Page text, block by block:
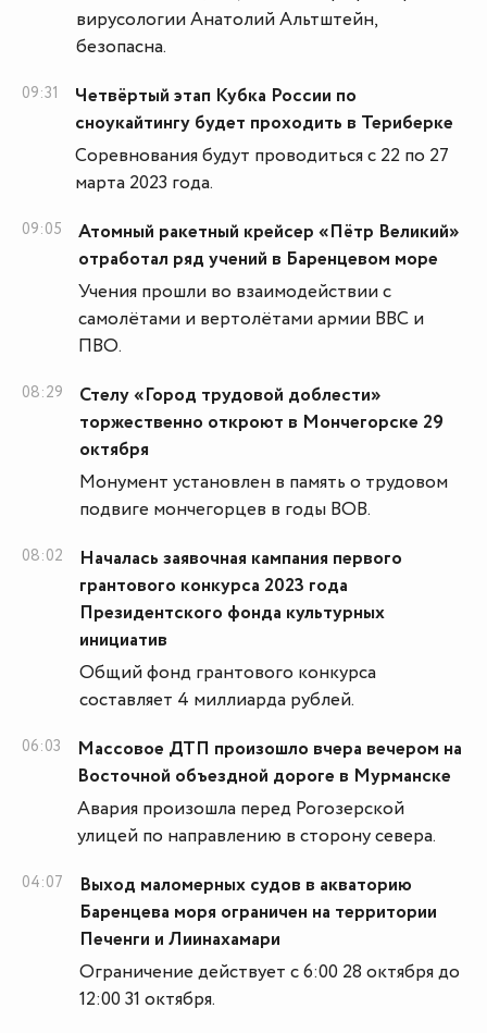
вирусологии Анатолий Альтштейн,
безопасна.
09:31
Четвёртый этап Кубка России по
сноукайтингу будет проходить в Териберке
Соревнования будут проводиться с 22 по 27
марта 2023 года.
09:05
Атомный ракетный крейсер «Пётр Великий»
отработал ряд учений в Баренцевом море
Учения прошли во взаимодействии с
самолётами и вертолётами армии ВВС и
ПВО.
08:29
Стелу «Город трудовой доблести»
торжественно откроют в Мончегорске 29
октября
Монумент установлен в память о трудовом
подвиге мончегорцев в годы ВОВ.
08:02
Началась заявочная кампания первого
грантового конкурса 2023 года
Президентского фонда культурных
инициатив
Общий фонд грантового конкурса
составляет 4 миллиарда рублей.
06:03
Массовое ДТП произошло вчера вечером на
Восточной объездной дороге в Мурманске
Авария произошла перед Рогозерской
улицей по направлению в сторону севера.
04:07
Выход маломерных судов в акваторию
Баренцева моря ограничен на территории
Печенги и Лиинахамари
Ограничение действует с 6:00 28 октября до
12:00 31 октября.